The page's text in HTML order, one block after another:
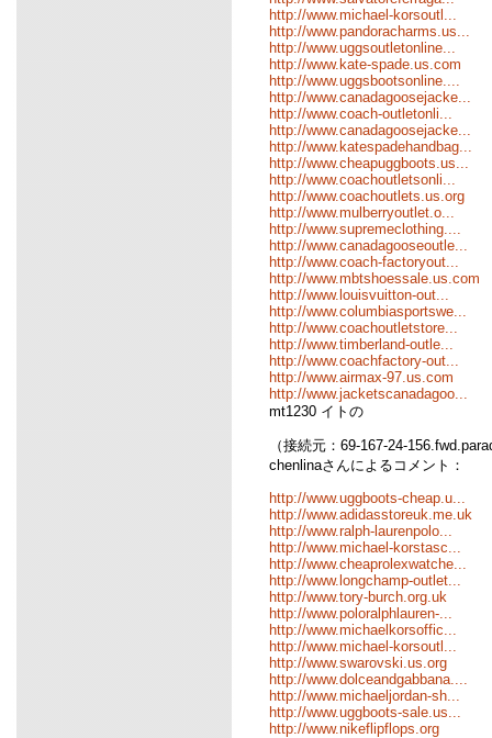
http://www.michael-korsoutl...
http://www.pandoracharms.us...
http://www.uggsoutletonline...
http://www.kate-spade.us.com
http://www.uggsbootsonline....
http://www.canadagoosejacke...
http://www.coach-outletonli...
http://www.canadagoosejacke...
http://www.katespadehandbag...
http://www.cheapuggboots.us...
http://www.coachoutletsonli...
http://www.coachoutlets.us.org
http://www.mulberryoutlet.o...
http://www.supremeclothing....
http://www.canadagooseoutle...
http://www.coach-factoryout...
http://www.mbtshoessale.us.com
http://www.louisvuitton-out...
http://www.columbiasportswe...
http://www.coachoutletstore...
http://www.timberland-outle...
http://www.coachfactory-out...
http://www.airmax-97.us.com
http://www.jacketscanadagoo...
mt1230 イトの
（接続元：69-167-24-
chenlinaさんによるコメント：
http://www.uggboots-cheap.u...
http://www.adidasstoreuk.me.uk
http://www.ralph-laurenpolo...
http://www.michael-korstasc...
http://www.cheaprolexwatche...
http://www.longchamp-outlet...
http://www.tory-burch.org.uk
http://www.poloralphlauren-...
http://www.michaelkorsoffic...
http://www.michael-korsoutl...
http://www.swarovski.us.org
http://www.dolceandgabbana....
http://www.michaeljordan-sh...
http://www.uggboots-sale.us...
http://www.nikeflipflops.org